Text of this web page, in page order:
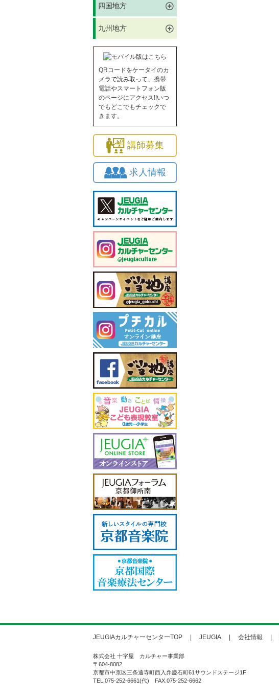
四国地方
九州地方
QRコードをケータイのカ
メラで読み取って、携帯
電話やスマートフォン版
のページにアクセス!!いつ
でもどこでもチェックで
きます。
講師募集
求人情報
JEUGIAカルチャーセンターTOP JEUGIA 会社情報
株式会社 十字屋 カルチャー事業部
〒604-8082
京都市中京区三条通寺町西入弁慶石町61サウンドステージ1F
TEL.075-252-6661(代) FAX.075-252-6662